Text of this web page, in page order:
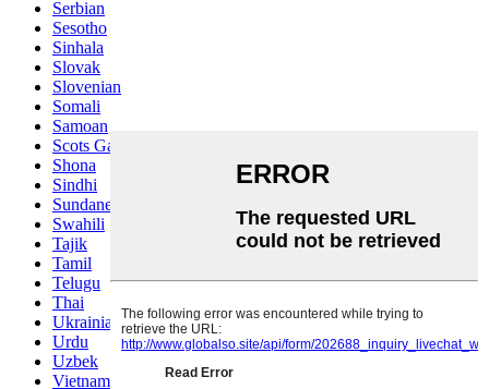
Serbian
Sesotho
Sinhala
Slovak
Slovenian
Somali
Samoan
Scots Gaelic
Shona
Sindhi
Sundanese
Swahili
Tajik
Tamil
Telugu
Thai
Ukrainian
Urdu
Uzbek
Vietnamese